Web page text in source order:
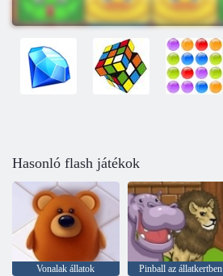
Hasonló flash játékok
Vonalak állatok Pinball az állatkertben